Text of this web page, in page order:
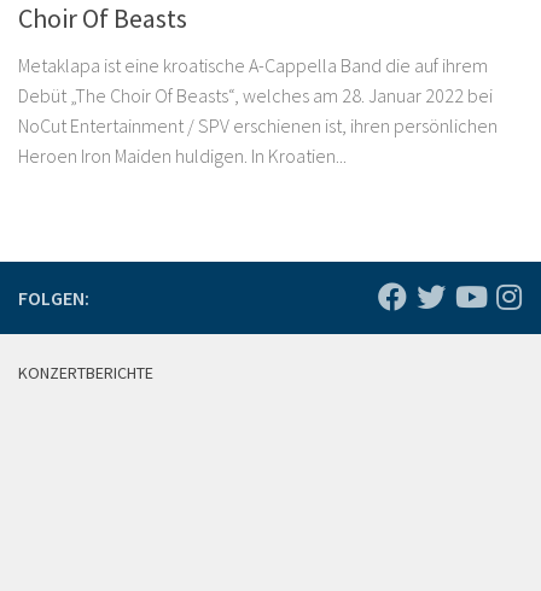
Choir Of Beasts
Metaklapa ist eine kroatische A-Cappella Band die auf ihrem
Debüt „The Choir Of Beasts“, welches am 28. Januar 2022 bei
NoCut Entertainment / SPV erschienen ist, ihren persönlichen
Heroen Iron Maiden huldigen. In Kroatien...
FOLGEN:
KONZERTBERICHTE